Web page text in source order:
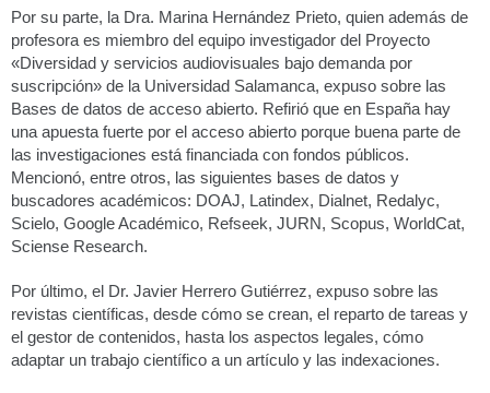
Por su parte, la Dra. Marina Hernández Prieto, quien además de
profesora es miembro del equipo investigador del Proyecto
«Diversidad y servicios audiovisuales bajo demanda por
suscripción» de la Universidad Salamanca, expuso sobre las
Bases de datos de acceso abierto. Refirió que en España hay
una apuesta fuerte por el acceso abierto porque buena parte de
las investigaciones está financiada con fondos públicos.
Mencionó, entre otros, las siguientes bases de datos y
buscadores académicos: DOAJ, Latindex, Dialnet, Redalyc,
Scielo, Google Académico, Refseek, JURN, Scopus, WorldCat,
Sciense Research.
Por último, el Dr. Javier Herrero Gutiérrez, expuso sobre las
revistas científicas, desde cómo se crean, el reparto de tareas y
el gestor de contenidos, hasta los aspectos legales, cómo
adaptar un trabajo científico a un artículo y las indexaciones.